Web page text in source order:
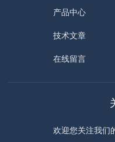
产品中心
技术文章
在线留言
欢迎您关注我们